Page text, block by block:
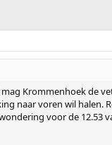
Krommenhoek de
naar voren wil halen.
voor de 12.53